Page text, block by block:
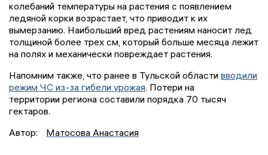
колебаний температуры на растения с появлением
ледяной корки возрастает, что приводит к их
вымерзанию. Наибольший вред растениям наносит лед
толщиной более трех см, который больше месяца лежит
на полях и механически повреждает растения.
Напомним также, что ранее в Тульской области вводили
режим ЧС из-за гибели урожая. Потери на
территории региона составили порядка 70 тысяч
гектаров.
Автор:
Матосова Анастасия